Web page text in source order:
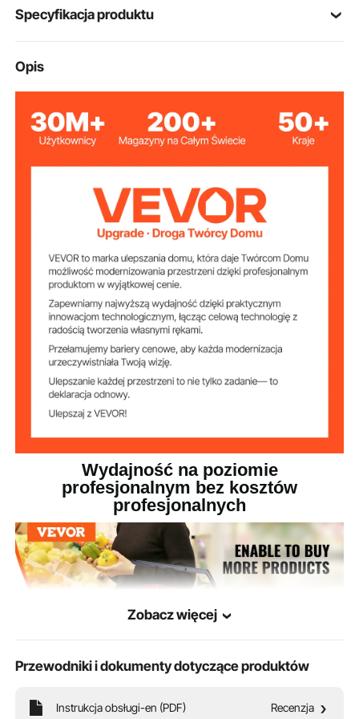
Specyfikacja produktu
Numer modelu
artykułu
Nośność 75 funtów/34 kg
Wymiary koszyka
21,26 x 12,9 x 14,3 cala / 540
x 330 x 365 mm
Materiał koszyka PE
Pojemność kosza 39 l
Materiał uchwytu ABS
Liczba kół
4 (2 koła skrętne + 2 koła
Opis
Wydajność na poziomie
profesjonalnym bez kosztów
profesjonalnych
Zobacz więcej
Przewodniki i dokumenty dotyczące produktów
Instrukcja obsługi-en (PDF) Recenzja